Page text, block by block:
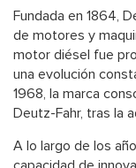
Fundada en 1864,
de motores y
motor diésel fue
una evolución
1968, la marca
Deutz-Fahr, tras la
A lo largo de los